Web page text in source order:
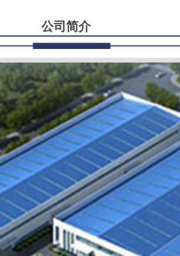
公司简介